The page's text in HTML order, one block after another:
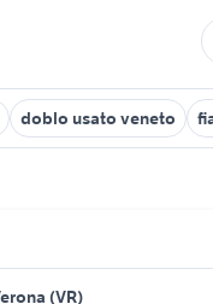
doblo usato veneto